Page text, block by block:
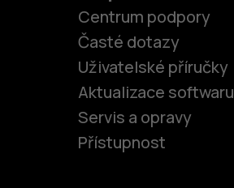
Centrum podpory
Časté dotazy
Uživatelské příručky
Aktualizace softwaru
Servis a opravy
Přístupnost